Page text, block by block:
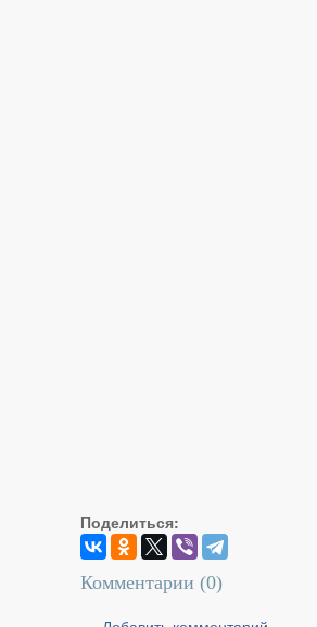
Поделиться:
Комментарии (0)